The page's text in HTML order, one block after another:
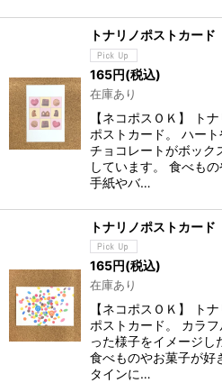
トナリノポストカード
165円(税込)
在庫あり
【ネコポスＯＫ】 ト
ポストカード。 ハー
チョコレートがボック
しています。 食べも
手紙やバ…
トナリノポストカード
165円(税込)
在庫あり
【ネコポスＯＫ】 ト
ポストカード。 カラ
った様子をイメージし
食べものやお菓子が好
タインに…